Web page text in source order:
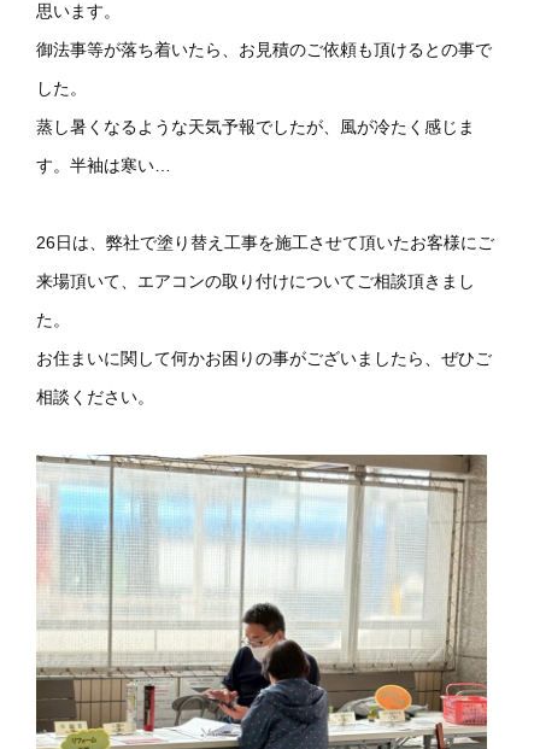
思います。
御法事等が落ち着いたら、お見積のご依頼も頂けるとの事で
した。
蒸し暑くなるような天気予報でしたが、風が冷たく感じま
す。半袖は寒い…
26日は、弊社で塗り替え工事を施工させて頂いたお客様にご
来場頂いて、エアコンの取り付けについてご相談頂きまし
た。
お住まいに関して何かお困りの事がございましたら、ぜひご
相談ください。